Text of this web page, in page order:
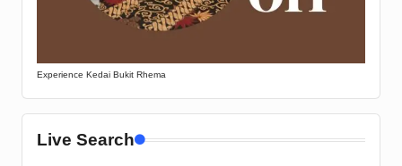
Experience Kedai Bukit Rhema
Live Search